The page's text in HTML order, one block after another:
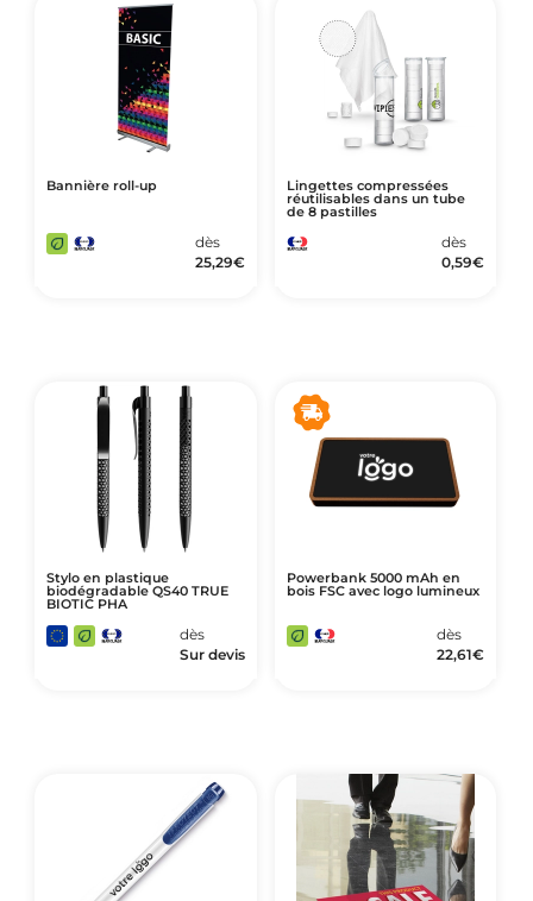
Bannière roll-up
dès
25,29€
Lingettes compressées
réutilisables dans un tube
de 8 pastilles
dès
0,59€
Stylo en plastique
biodégradable QS40 TRUE
BIOTIC PHA
dès
Sur devis
Powerbank 5000 mAh en
bois FSC avec logo lumineux
dès
22,61€